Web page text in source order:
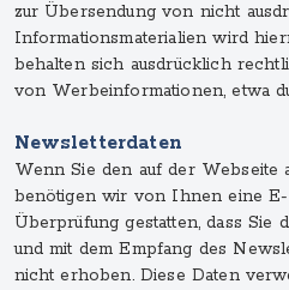
zur Übersendung von nicht
Informationsmaterialien wird
behalten sich ausdrücklich
von Werbeinformationen, etwa
Newsletterdaten
Wenn Sie den auf der Webseite
benötigen wir von Ihnen eine
Überprüfung gestatten, dass
und mit dem Empfang des
nicht erhoben. Diese Daten